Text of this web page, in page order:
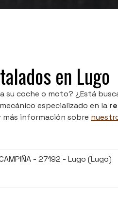
en Lugo
su coche o moto? ¿Está
especializado en la
información sobre
-27192 - Lugo (Lugo)